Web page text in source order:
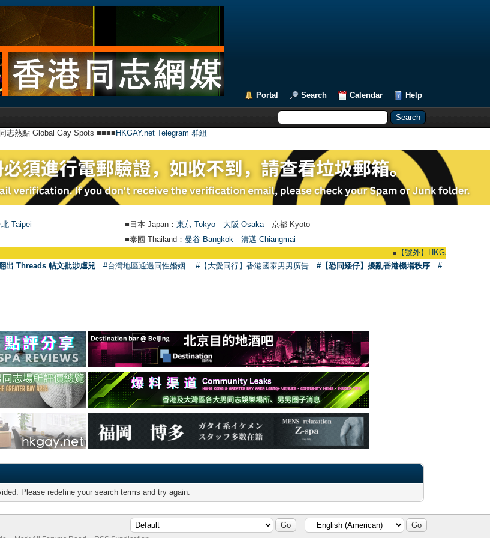
Portal Search Calendar Help
志熱點 Global Gay Spots ■■■■ HKGAY.net Telegram 群組
北 Taipei ■日本 Japan： 東京 Tokyo 大阪 Osaka 京都 Kyoto
■泰國 Thailand： 曼谷 Bangkok
清邁 Chiangmai
【號外】HKGAY.net已啟動
出 Threads 帖文批涉虐兒 #台灣地區通過同性婚姻 #【大愛同行】香港國泰男男廣告 #【恐同矮仔】擾亂香港機場秩序
#
Please redefine your search terms and try again.